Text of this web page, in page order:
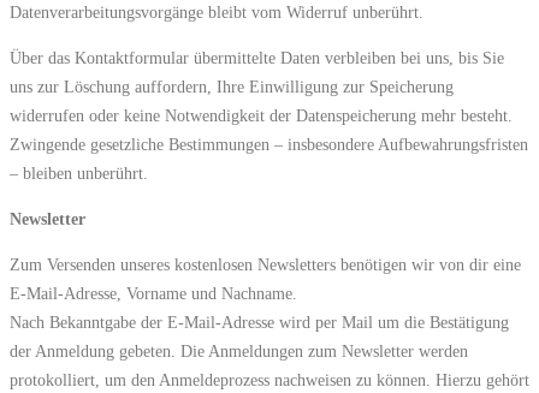
Datenverarbeitungsvorgänge bleibt vom Widerruf unberührt.
Über das Kontaktformular übermittelte Daten verbleiben bei uns, bis Sie
uns zur Löschung auffordern, Ihre Einwilligung zur Speicherung
widerrufen oder keine Notwendigkeit der Datenspeicherung mehr besteht.
Zwingende gesetzliche Bestimmungen – insbesondere Aufbewahrungsfristen
– bleiben unberührt.
Newsletter
Zum Versenden unseres kostenlosen Newsletters benötigen wir von dir eine
E-Mail-Adresse, Vorname und Nachname.
Nach Bekanntgabe der E-Mail-Adresse wird per Mail um die Bestätigung
der Anmeldung gebeten. Die Anmeldungen zum Newsletter werden
protokolliert, um den Anmeldeprozess nachweisen zu können. Hierzu gehört